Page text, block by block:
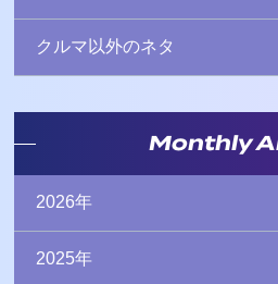
クルマ以外のネタ
Monthly
2026年
2025年